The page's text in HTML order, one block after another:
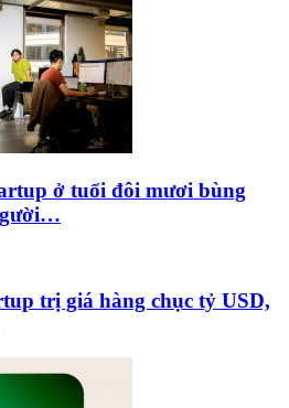
ở tuổi đôi mươi bùng
trị giá hàng chục tỷ USD,